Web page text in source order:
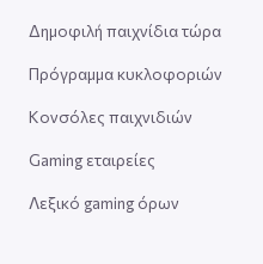
Δημοφιλή παιχνίδια τώρα
Πρόγραμμα κυκλοφοριών
Κονσόλες παιχνιδιών
Gaming εταιρείες
Λεξικό gaming όρων